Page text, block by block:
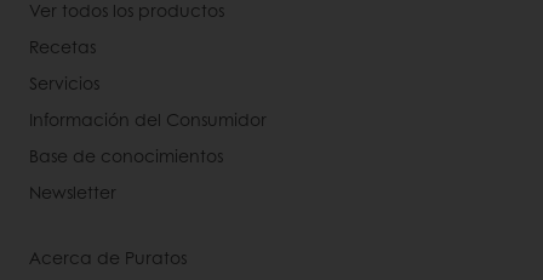
Ver todos los productos
Recetas
Servicios
Información del Consumidor
Base de conocimientos
Newsletter
Acerca de Puratos